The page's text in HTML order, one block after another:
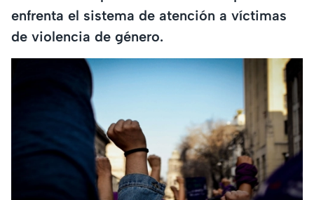
enfrenta el sistema de atención a víctimas
de violencia de género.